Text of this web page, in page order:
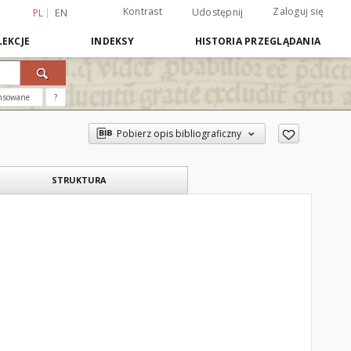
PL EN Kontrast Udostępnij Zaloguj się
INDEKSY HISTORIA PRZEGLĄDANIA
?
Pobierz opis bibliograficzny
STRUKTURA